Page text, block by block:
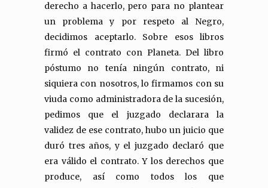
derecho a hacerlo, pero para no plantear
un problema y por respeto al Negro,
decidimos aceptarlo. Sobre esos libros
firmó el contrato con Planeta. Del libro
póstumo no tenía ningún contrato, ni
siquiera con nosotros, lo firmamos con su
viuda como administradora de la sucesión,
pedimos que el juzgado declarara la
validez de ese contrato, hubo un juicio que
duró tres años, y el juzgado declaró que
era válido el contrato. Y los derechos que
produce, así como todos los que